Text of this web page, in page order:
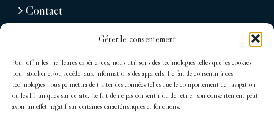
Gérer le consentement
Pour offrir les meilleures expériences, nous utilisons des technologies telles que les cookies
pour stocker et/ou accéder aux informations des appareils. Le fait de consentir à ces
technologies nous permettra de traiter des données telles que le comportement de navigation
ou les ID uniques sur ce site. Le fait de ne pas consentir ou de retirer son consentement peut
avoir un effet négatif sur certaines caractéristiques et fonctions.
Contact